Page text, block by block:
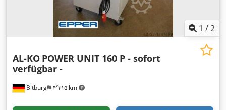
1 /2
Bitburg ۴٬۳۱۵ km
AL-KO POWER UNIT 160 P - sofort
verfügbar -